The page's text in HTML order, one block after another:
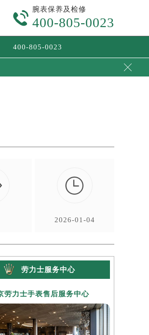

腕表保养及检修
400-805-0023
400-805-0023


2026-01-04
劳力士服务中心
劳力士手表售后服务中心